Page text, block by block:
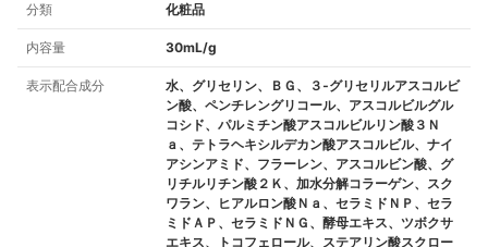
分類 化粧品
内容量 30mL/g
表示配合成分
水、グリセリン、ＢＧ、３‐グリセリルアスコルビ
ン酸、ペンチレングリコール、アスコルビルグル
コシド、パルミチン酸アスコルビルリン酸３Ｎ
ａ、テトラヘキシルデカン酸アスコルビル、ナイ
アシンアミド、フラーレン、アスコルビン酸、グ
リチルリチン酸２Ｋ、加水分解コラーゲン、スク
ワラン、ヒアルロン酸Ｎａ、セラミドＮＰ、セラ
ミドＡＰ、セラミドＮＧ、酵母エキス、ツボクサ
エキス、トコフェロール、ステアリン酸スクロー